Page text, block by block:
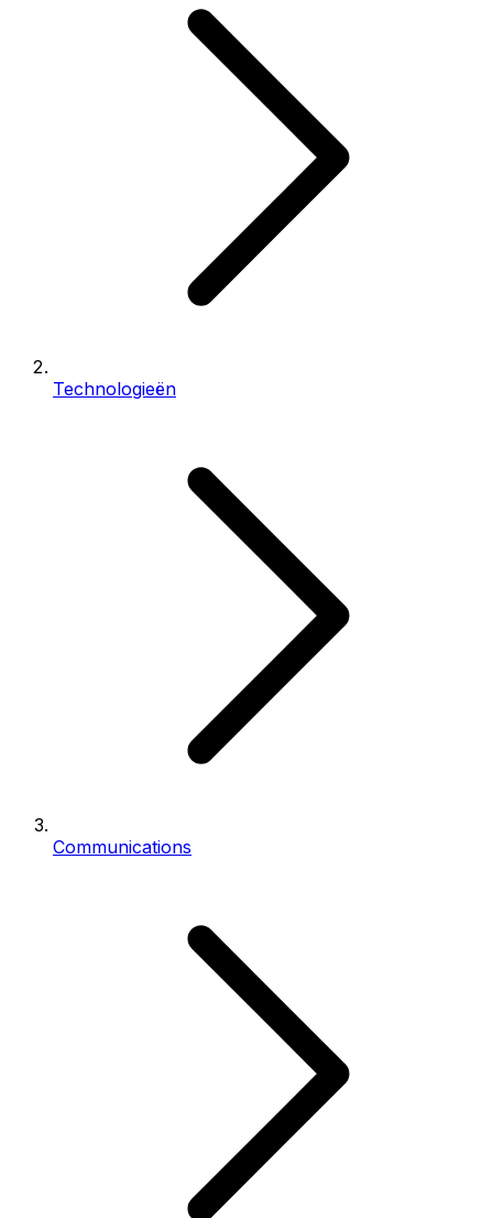
Technologieën
Communications